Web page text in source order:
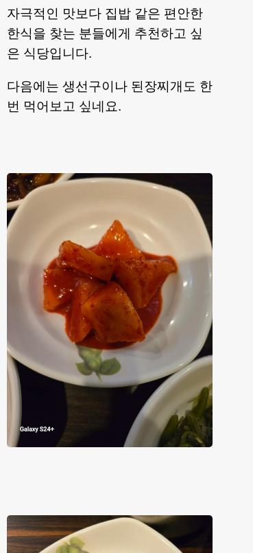
자극적인 맛보다 집밥 같은 편안한
한식을 찾는 분들에게 추천하고 싶
은 식당입니다.
다음에는 생선구이나 된장찌개도 한
번 먹어보고 싶네요.